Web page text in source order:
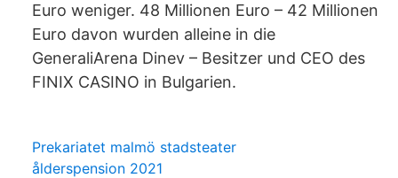
Euro weniger. 48 Millionen Euro – 42 Millionen
Euro davon wurden alleine in die
GeneraliArena Dinev – Besitzer und CEO des
FINIX CASINO in Bulgarien.
Prekariatet malmö stadsteater
ålderspension 2021